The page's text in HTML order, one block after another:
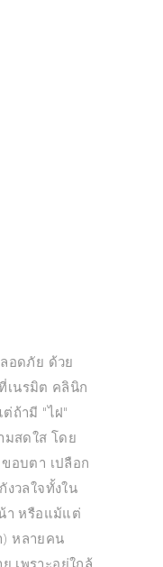
อดภัย ด้วย
เนรมิต คลินิก
ถ้ามี "ไฝ"
มสดใส โดย
อบตา เปลือก
งวลใจทั้งใน
า หรือแม้แต่
) หลายคน
เพราะอยู่ใกล้